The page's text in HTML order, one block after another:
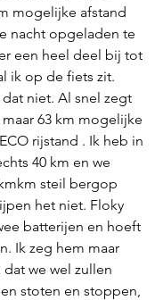
mogelijke afstand
nacht opgeladen te
een heel deel bij tot
ik op de fiets zit.
niet. Al snel zegt
63 km mogelijke
rijstand . Ik heb in
40 km en we
steil bergop
het niet. Floky
batterijen en hoeft
Ik zeg hem maar
we wel zullen
stoten en stoppen,